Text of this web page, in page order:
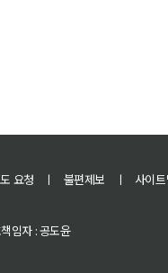
요청 ㅣ 불편제보 ㅣ
사이
임자 : 공도윤